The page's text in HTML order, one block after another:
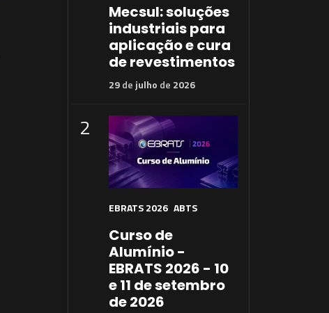
Mecsul: soluções
industriais para
aplicação e cura
de revestimentos
29de julho de 2026
2
EBRATS 2026 ABTS
Curso de
Alumínio -
EBRATS 2026 - 10
e 11 de setembro
de 2026